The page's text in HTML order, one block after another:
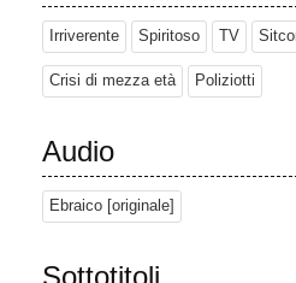
Irriverente Spiritoso TV
Crisi di mezza età Poliziotti
Audio
Ebraico [originale]